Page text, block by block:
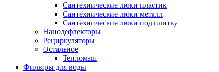
Сантехнические люки пластик
Сантехнические люки металл
Сантехнические люки под плитку
Нанодефлекторы
Рециркуляторы
Остальное
Тепломаш
Фильтры для воды